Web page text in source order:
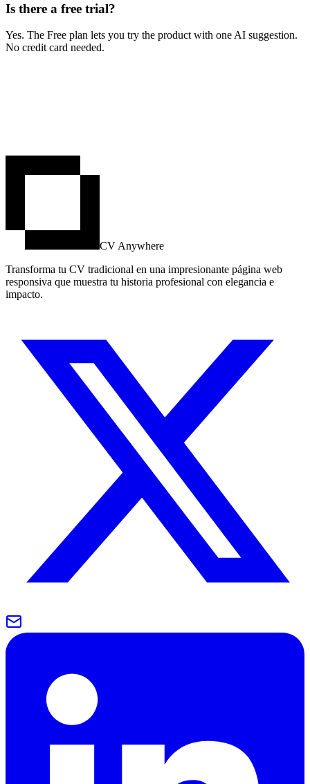
Is there a free trial?
Yes. The Free plan lets you try the product with one AI suggestion.
No credit card needed.
CV Anywhere
Transforma tu CV tradicional en una impresionante página web
responsiva que muestra tu historia profesional con elegancia e
impacto.